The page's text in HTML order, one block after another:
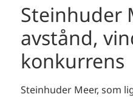
Steinhuder
avstånd,
konkurrens
Steinhuder Meer, som